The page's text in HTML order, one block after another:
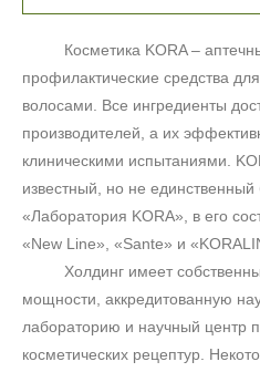
Косметика KORA –
профилактические средства
волосами. Все ингредиенты
производителей, а их
клиническими испытаниями.
известный, но не единственный
«Лаборатория KORA», в его
«New Line», «Sante» и «
Холдинг имеет
мощности, аккредитованную
лабораторию и научный центр
косметических рецептур.